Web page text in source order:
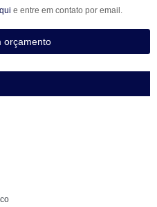
e entre em contato por email.
orçamento